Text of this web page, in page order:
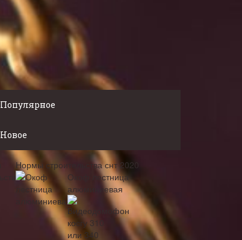
Популярное
Новое
Нормы строительства снт 2020
Окоф лестница
алюминиевая